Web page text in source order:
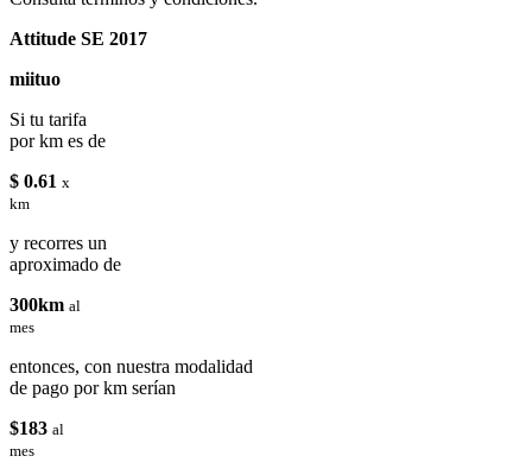
Attitude SE 2017
miituo
Si tu tarifa
por km es de
$ 0.61 x
km
y recorres un
aproximado de
300km al
mes
entonces, con nuestra modalidad
de pago por km serían
$183 al
mes